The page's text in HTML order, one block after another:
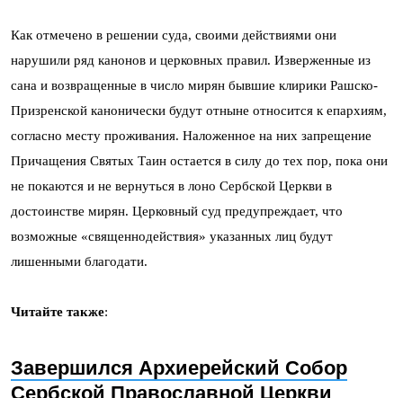
Как отмечено в решении суда, своими действиями они
нарушили ряд канонов и церковных правил. Изверженные из
сана и возвращенные в число мирян бывшие клирики Рашско-
Призренской канонически будут отныне относится к епархиям,
согласно месту проживания. Наложенное на них запрещение
Причащения Святых Таин остается в силу до тех пор, пока они
не покаются и не вернуться в лоно Сербской Церкви в
достоинстве мирян. Церковный суд предупреждает, что
возможные «священнодействия» указанных лиц будут
лишенными благодати.
Читайте также:
Завершился Архиерейский Собор
Сербской Православной Церкви